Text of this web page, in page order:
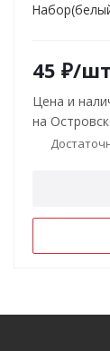
45 ₽/шт
Цена и
на